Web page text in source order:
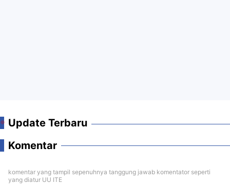
Update Terbaru
Komentar
komentar yang tampil sepenuhnya tanggung jawab komentator seperti
yang diatur UU ITE